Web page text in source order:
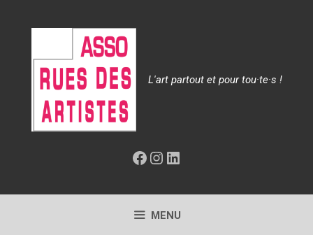
L'art partout et pour tou·te·s !
Facebook
Instagram
LinkedIn
MENU